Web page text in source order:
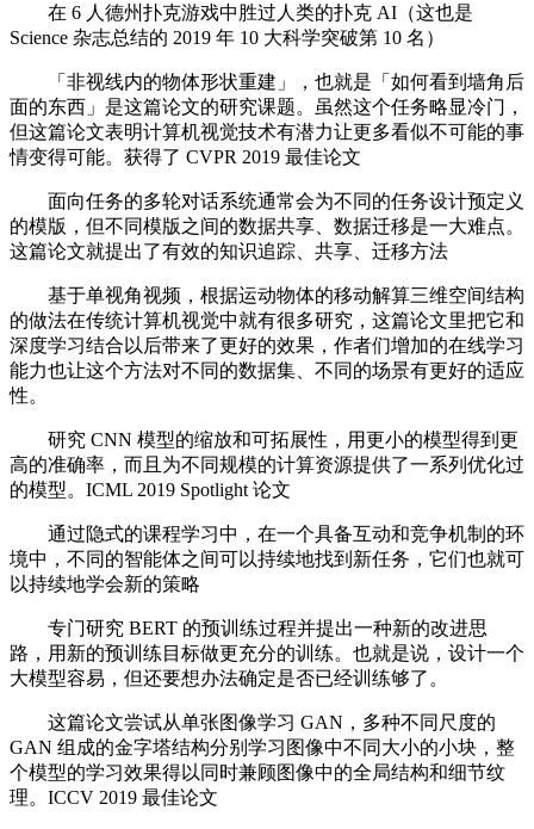
在 6 人德州扑克游戏中胜过人类的扑克 AI（这也是
Science 杂志总结的 2019 年 10 大科学突破第 10 名）
「非视线内的物体形状重建」，也就是「如何看到墙角后
面的东西」是这篇论文的研究课题。虽然这个任务略显冷门，
但这篇论文表明计算机视觉技术有潜力让更多看似不可能的事
情变得可能。获得了 CVPR 2019 最佳论文
面向任务的多轮对话系统通常会为不同的任务设计预定义
的模版，但不同模版之间的数据共享、数据迁移是一大难点。
这篇论文就提出了有效的知识追踪、共享、迁移方法
基于单视角视频，根据运动物体的移动解算三维空间结构
的做法在传统计算机视觉中就有很多研究，这篇论文里把它和
深度学习结合以后带来了更好的效果，作者们增加的在线学习
能力也让这个方法对不同的数据集、不同的场景有更好的适应
性。
研究 CNN 模型的缩放和可拓展性，用更小的模型得到更
高的准确率，而且为不同规模的计算资源提供了一系列优化过
的模型。ICML 2019 Spotlight 论文
通过隐式的课程学习中，在一个具备互动和竞争机制的环
境中，不同的智能体之间可以持续地找到新任务，它们也就可
以持续地学会新的策略
专门研究 BERT 的预训练过程并提出一种新的改进思
路，用新的预训练目标做更充分的训练。也就是说，设计一个
大模型容易，但还要想办法确定是否已经训练够了。
这篇论文尝试从单张图像学习 GAN，多种不同尺度的
GAN 组成的金字塔结构分别学习图像中不同大小的小块，整
个模型的学习效果得以同时兼顾图像中的全局结构和细节纹
理。ICCV 2019 最佳论文